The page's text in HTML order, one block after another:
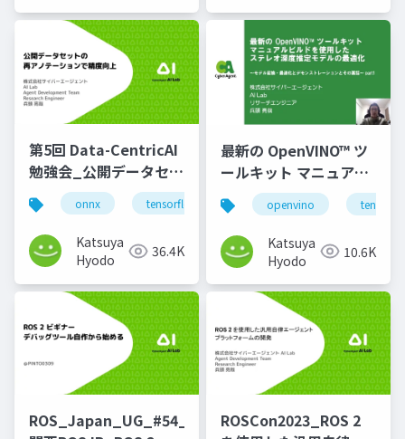
第5回 Data-CentricAI
勉強会_公開データセッ
トの再アノテーション
で精度向上
onnx tensorflowlite annotation
Katsuya
Hyodo
36.4K
最新の OpenVINO™ ツ
ールキット マニュアル
ビルドを使用したステ
レオ深度推定モデルの
最適化_part1
openvino
Katsuya
Hyodo
10.6K
ROS_Japan_UG_#54_
ROSCon2023_ROS 2